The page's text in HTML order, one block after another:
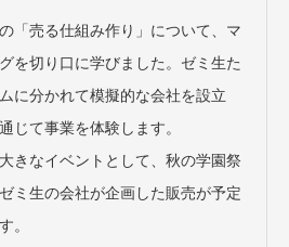
「売る仕組み作り」について、マ
を切り口に学びました。ゼミ生た
に分かれて模擬的な会社を設立
じて事業を体験します。
きなイベントとして、秋の学園祭
ゼミ生の会社が企画した販売が予定
。